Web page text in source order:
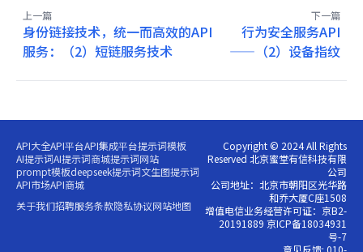
上一篇
身份链接技术，统一而高效的API
服务：（2）短链服务技术
下一篇
行为安全服务API
——（2）设备指纹
API大全API平台API集成平台提示词模板
AI提示词AI提示词商城提示词网站
prompt模板deepseek提示词文生图提示词
API市场API商城
关于我们招聘服务条款隐私协议网站地图
Copyright © 2024 All Rights
Reserved 北京蜜堂有信科技有限
公司
公司地址：北京市朝阳区光华路
和乔大厦C座1508
增值电信业务经营许可证：京B2-
20191889 京ICP备18034931
号-7
意见反馈: 010-